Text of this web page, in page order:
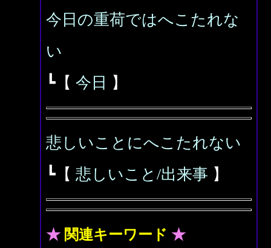
今日の重荷ではへこたれな
い
┗【 今日 】
悲しいことにへこたれない
┗【 悲しいこと/出来事 】
★ 関連キーワード ★